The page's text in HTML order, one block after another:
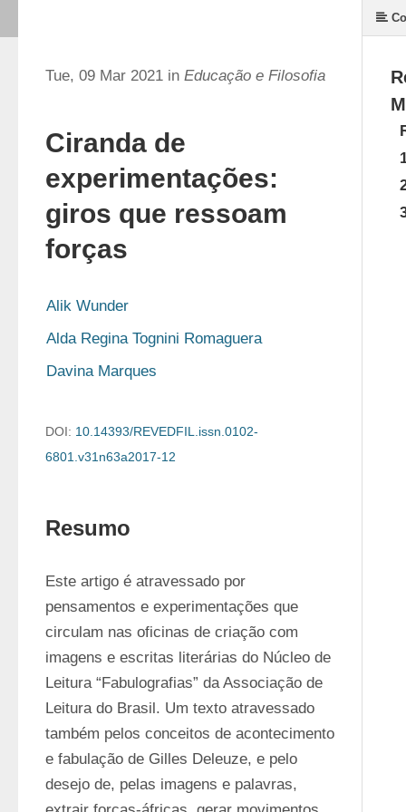
Tue, 09 Mar 2021 in Educação e Filosofia
Ciranda de
experimentações:
giros que ressoam
forças
Alik Wunder
Alda Regina Tognini Romaguera
Davina Marques
DOI: 10.14393/REVEDFIL.issn.0102-
6801.v31n63a2017-12
Resumo
Este artigo é atravessado por
pensamentos e experimentações que
circulam nas oficinas de criação com
imagens e escritas literárias do Núcleo de
Leitura “Fabulografias” da Associação de
Leitura do Brasil. Um texto atravessado
também pelos conceitos de acontecimento
e fabulação de Gilles Deleuze, e pelo
desejo de, pelas imagens e palavras,